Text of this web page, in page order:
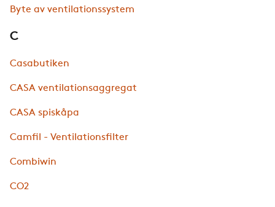
Byte av ventilationssystem
C
Casabutiken
CASA ventilationsaggregat
CASA spiskåpa
Camfil - Ventilationsfilter
Combiwin
CO2